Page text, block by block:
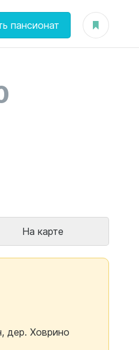
пансионат
На карте
дер. Ховрино